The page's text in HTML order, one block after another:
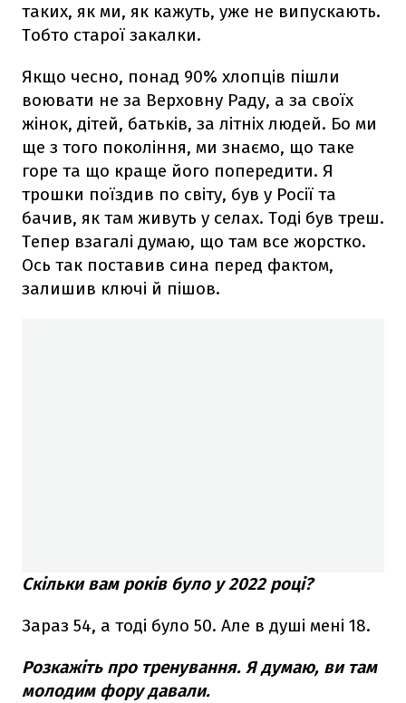
таких, як ми, як кажуть, уже не випускають.
Тобто старої закалки.
Якщо чесно, понад 90% хлопців пішли
воювати не за Верховну Раду, а за своїх
жінок, дітей, батьків, за літніх людей. Бо ми
ще з того покоління, ми знаємо, що таке
горе та що краще його попередити. Я
трошки поїздив по світу, був у Росії та
бачив, як там живуть у селах. Тоді був треш.
Тепер взагалі думаю, що там все жорстко.
Ось так поставив сина перед фактом,
залишив ключі й пішов.
Скільки вам років було у 2022 році?
Зараз 54, а тоді було 50. Але в душі мені 18.
Розкажіть про тренування. Я думаю, ви там
молодим фору давали.